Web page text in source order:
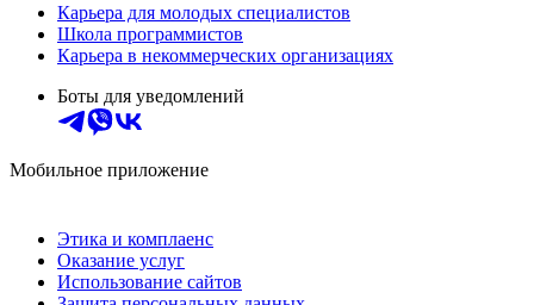
Карьера для молодых специалистов
Школа программистов
Карьера в некоммерческих организациях
Боты для уведомлений
Мобильное приложение
Этика и комплаенс
Оказание услуг
Использование сайтов